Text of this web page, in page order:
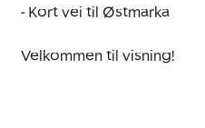
- Kort vei til Østmarka
Velkommen til visning!